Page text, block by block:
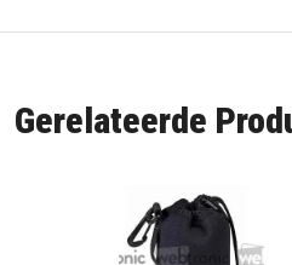
Gerelateerde